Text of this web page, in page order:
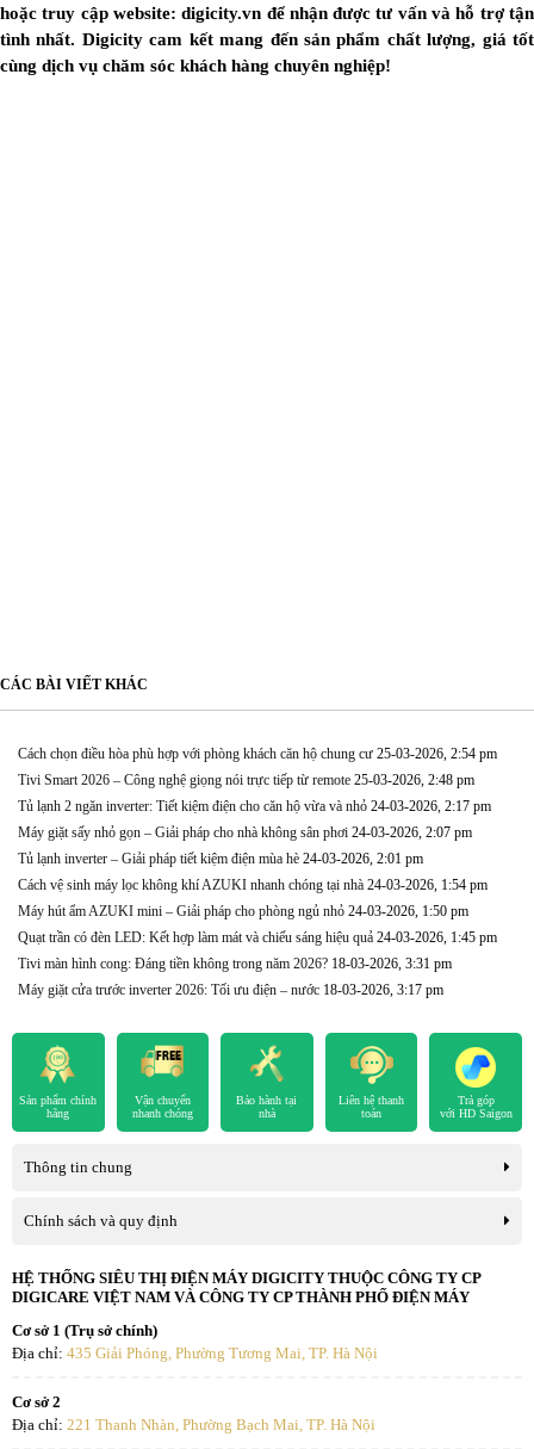
hoặc truy cập website: digicity.vn để nhận được tư vấn và hỗ trợ tận
tình nhất. Digicity cam kết mang đến sản phẩm chất lượng, giá tốt
cùng dịch vụ chăm sóc khách hàng chuyên nghiệp!
CÁC BÀI VIẾT KHÁC
Cách chọn điều hòa phù hợp với phòng khách căn hộ chung cư 25-03-2026, 2:54 pm
Tivi Smart 2026 – Công nghệ giọng nói trực tiếp từ remote 25-03-2026, 2:48 pm
Tủ lạnh 2 ngăn inverter: Tiết kiệm điện cho căn hộ vừa và nhỏ 24-03-2026, 2:17 pm
Máy giặt sấy nhỏ gọn – Giải pháp cho nhà không sân phơi 24-03-2026, 2:07 pm
Tủ lạnh inverter – Giải pháp tiết kiệm điện mùa hè 24-03-2026, 2:01 pm
Cách vệ sinh máy lọc không khí AZUKI nhanh chóng tại nhà 24-03-2026, 1:54 pm
Máy hút ẩm AZUKI mini – Giải pháp cho phòng ngủ nhỏ 24-03-2026, 1:50 pm
Quạt trần có đèn LED: Kết hợp làm mát và chiếu sáng hiệu quả 24-03-2026, 1:45 pm
Tivi màn hình cong: Đáng tiền không trong năm 2026? 18-03-2026, 3:31 pm
Máy giặt cửa trước inverter 2026: Tối ưu điện – nước 18-03-2026, 3:17 pm
Sản phẩm chính
hãng
Vận chuyển
nhanh chóng
Bảo hành tại
nhà
Liên hệ thanh
toán
Trả góp
với HD Saigon
Thông tin chung
Chính sách và quy định
HỆ THỐNG SIÊU THỊ ĐIỆN MÁY DIGICITY THUỘC CÔNG TY CP
DIGICARE VIỆT NAM VÀ CÔNG TY CP THÀNH PHỐ ĐIỆN MÁY
Cơ sở 1 (Trụ sở chính)
Địa chỉ: 435 Giải Phóng, Phường Tương Mai, TP. Hà Nội
Cơ sở 2
Địa chỉ: 221 Thanh Nhàn, Phường Bạch Mai, TP. Hà Nội